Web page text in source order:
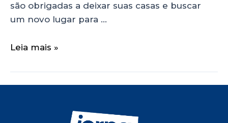
são obrigadas a deixar suas casas e buscar
um novo lugar para …
Leia mais »